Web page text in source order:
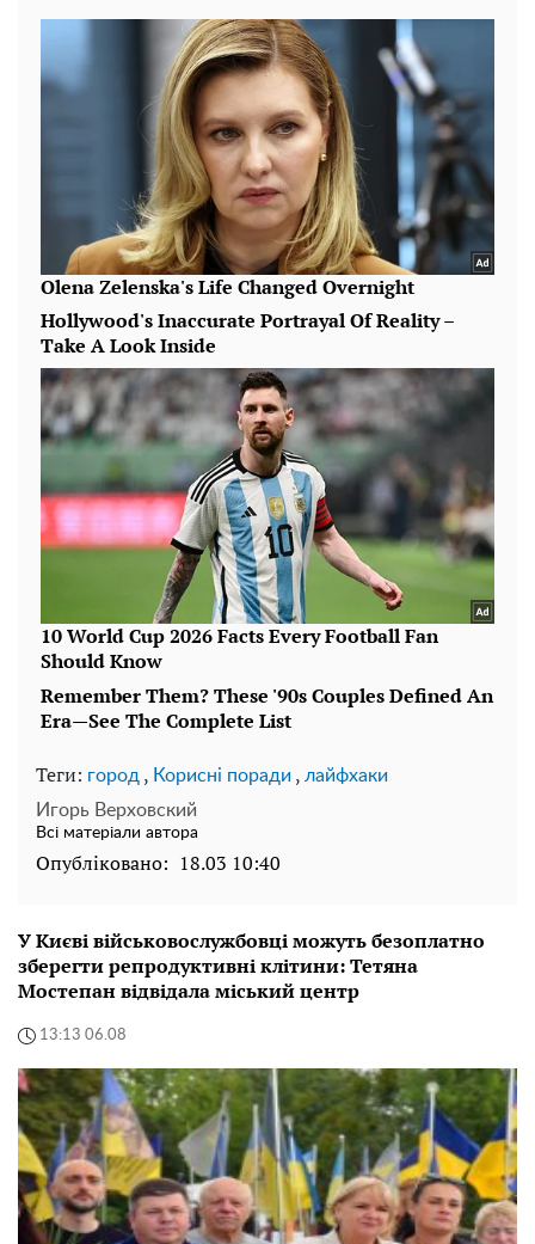
Теги: город , Корисні поради , лайфхаки
Игорь Верховский
Всі матеріали автора
Опубліковано: 18.03 10:40
У Києві військовослужбовці можуть безоплатно
зберегти репродуктивні клітини: Тетяна
Мостепан відвідала міський центр
13:13 06.08